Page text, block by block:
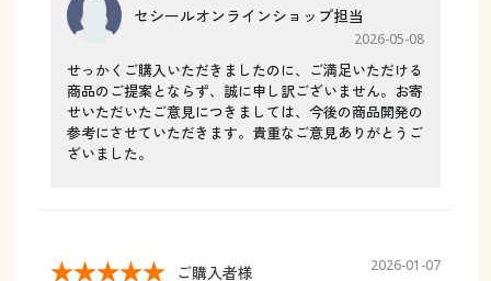
セシールオンラインショップ担当
2026-05-08
せっかくご購入いただきましたのに、ご満足いただける
商品のご提案とならず、誠に申し訳ございません。お寄
せいただいたご意見につきましては、今後の商品開発の
参考にさせていただきます。貴重なご意見ありがとうご
ざいました。
ご購入者様 2026-01-07